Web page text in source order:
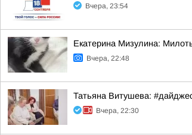
Вчера, 23:54
Екатерина Мизулина:
Вчера, 22:48
Татьяна Витушева:
Вчера, 22:30